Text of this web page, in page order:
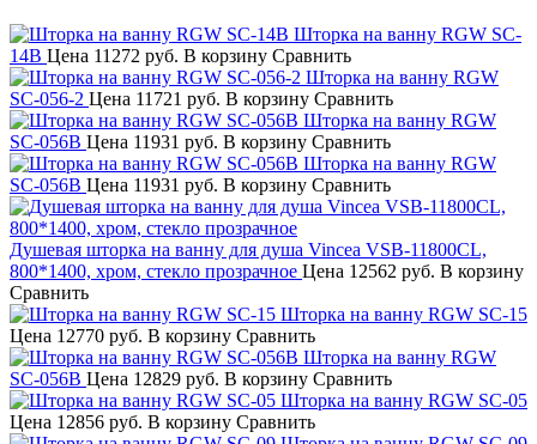
Шторка на ванну RGW SC-
14B Цена 11272 руб. В корзину Сравнить
Шторка на ванну RGW
SC-056-2 Цена 11721 руб. В корзину Сравнить
Шторка на ванну RGW
SC-056B Цена 11931 руб. В корзину Сравнить
Шторка на ванну RGW
SC-056B Цена 11931 руб. В корзину Сравнить
Душевая шторка на ванну для душа Vincea VSB-11800CL,
800*1400, хром, стекло прозрачное Цена 12562 руб. В корзину
Сравнить
Шторка на ванну RGW SC-15
Цена 12770 руб. В корзину Сравнить
Шторка на ванну RGW
SC-056B Цена 12829 руб. В корзину Сравнить
Шторка на ванну RGW SC-05
Цена 12856 руб. В корзину Сравнить